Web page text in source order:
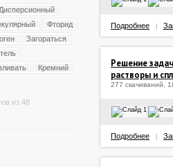
Дисперсионный
Фторид
Загораться
Кремний
из 48
Подробнее
Решение
растворы и
277 скачиваний,
Подробнее